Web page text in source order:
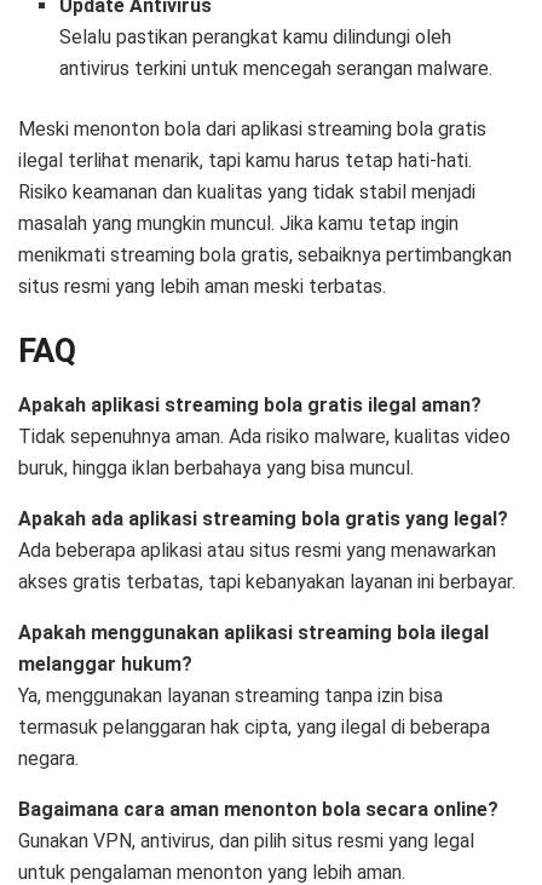
Update Antivirus
Selalu pastikan perangkat kamu dilindungi oleh
antivirus terkini untuk mencegah serangan malware.
Meski menonton bola dari aplikasi streaming bola gratis
ilegal terlihat menarik, tapi kamu harus tetap hati-hati.
Risiko keamanan dan kualitas yang tidak stabil menjadi
masalah yang mungkin muncul. Jika kamu tetap ingin
menikmati streaming bola gratis, sebaiknya pertimbangkan
situs resmi yang lebih aman meski terbatas.
FAQ
Apakah aplikasi streaming bola gratis ilegal aman?
Tidak sepenuhnya aman. Ada risiko malware, kualitas video
buruk, hingga iklan berbahaya yang bisa muncul.
Apakah ada aplikasi streaming bola gratis yang legal?
Ada beberapa aplikasi atau situs resmi yang menawarkan
akses gratis terbatas, tapi kebanyakan layanan ini berbayar.
Apakah menggunakan aplikasi streaming bola ilegal
melanggar hukum?
Ya, menggunakan layanan streaming tanpa izin bisa
termasuk pelanggaran hak cipta, yang ilegal di beberapa
negara.
Bagaimana cara aman menonton bola secara online?
Gunakan VPN, antivirus, dan pilih situs resmi yang legal
untuk pengalaman menonton yang lebih aman.